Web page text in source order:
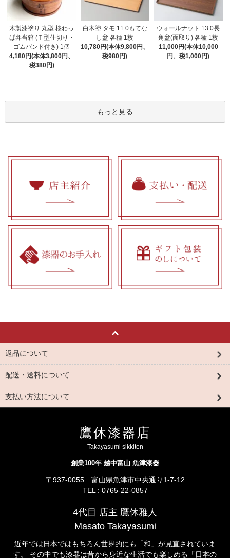
木製漆塗り 丸型 桜わっ
ぱ弁当箱 (Ｔ型仕切り・
ゴムバンド付き) 1個
4,180円(本体3,800円、
税380円)
白木塗 タモ 11.0もてな
し盆 各種 1枚
10,780円(本体9,800円、
税980円)
ウォールナット 13.0長
角盆(面取り) 各種 1枚
11,000円(本体10,000
円、税1,000円)
もっと見る
返品について
配送・送料について
支払い方法について
鷹休漆器店
Takayasumi sikkiten
創業100年 越中富山 魚津漆器
〒937-0055 富山県魚津市中央通り1-7-12
TEL : 0765-22-0857
4代目 店主 鷹休雅人
Masato Takayasumi
近年では日本ではもちろん世界的にも「和」が見直されていま
す。 その中でも漆器は昔から身近な生活でも楽しめる「日本の